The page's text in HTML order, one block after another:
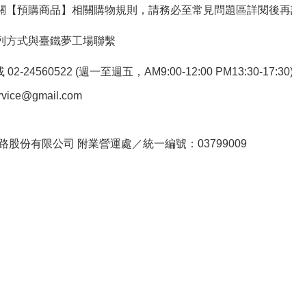
預購商品】相關購物規則，請務必至常見問題區詳閱後再
方式與臺鐵夢工場聯繫
02-24560522 (週一至週五，AM9:00-12:00 PM13:30-
股份有限公司 附業營運處／統一編號：03799009